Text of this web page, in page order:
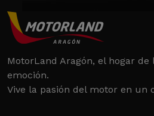
MotorLand Aragón, el hogar de
emoción.
Vive la pasión del motor en un